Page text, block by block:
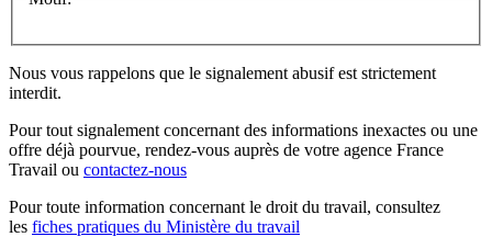
Nous vous rappelons que le signalement abusif est strictement
interdit.
Pour tout signalement concernant des informations inexactes ou une
offre déjà pourvue, rendez-vous auprès de votre agence France
Travail ou contactez-nous
Pour toute information concernant le droit du travail, consultez
les fiches pratiques du Ministère du travail